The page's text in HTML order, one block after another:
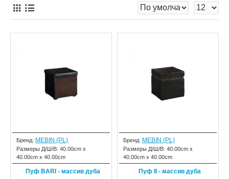
Бренд: MEBIN (PL)
Размеры Д/Ш/В: 40.00cm x
40.00cm x 40.00cm
Пуф BARI - массив дуба
Бренд: MEBIN (PL)
Размеры Д/Ш/В: 40.00cm x
40.00cm x 40.00cm
Пуф II - массив дуба